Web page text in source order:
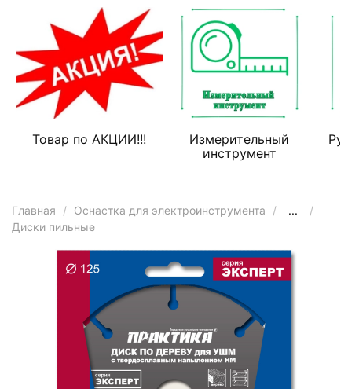
Товар по АКЦИИ!!!
Измерительный
инструмент
Главная Оснастка для электроинструмента
...
Диски пильные